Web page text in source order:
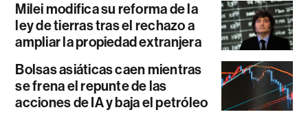
Milei modifica su reforma de la
ley de tierras tras el rechazo a
ampliar la propiedad extranjera
Bolsas asiáticas caen mientras
se frena el repunte de las
acciones de IA y baja el petróleo